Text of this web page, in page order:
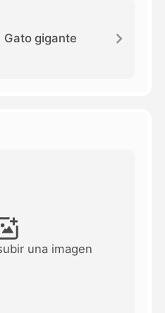
Gato gigante
una imagen